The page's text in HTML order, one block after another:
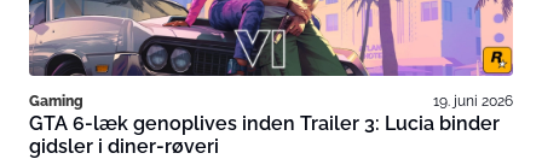
Gaming 19. juni 2026
GTA 6-læk genoplives inden Trailer 3: Lucia binder
gidsler i diner-røveri